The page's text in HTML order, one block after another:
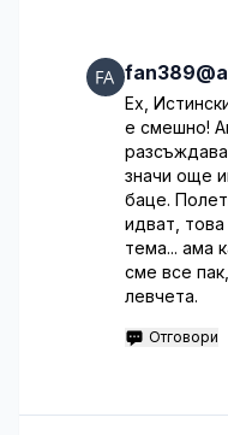
Ех,
е смешно!
значи още
баце.
идват, това
тема... ама
сме все
левчета.
Отговори